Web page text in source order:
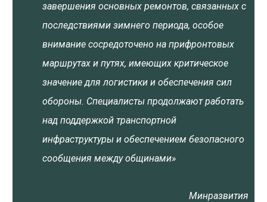
завершения основных ремонтов, связанных с
последствиями зимнего периода, особое
внимание сосредоточено на прифронтовых
маршрутах и ​​путях, имеющих критическое
значение для логистики и обеспечения сил
обороны. Специалисты продолжают работать
над поддержкой транспортной
инфраструктуры и обеспечением безопасного
сообщения между общинами»
Минразвития